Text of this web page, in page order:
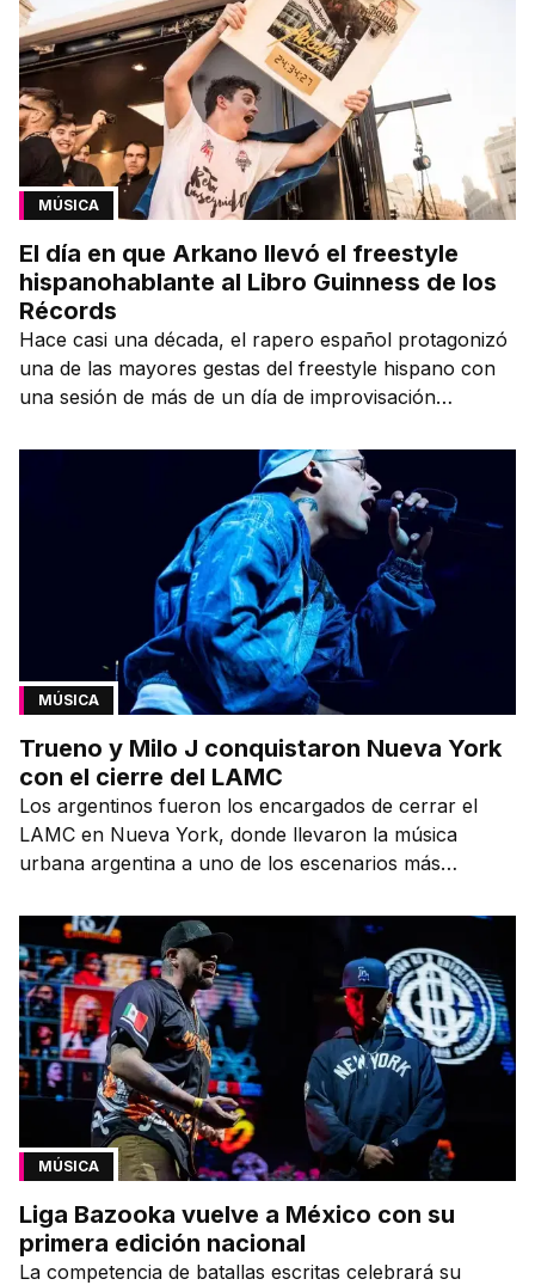
MÚSICA
El día en que Arkano llevó el freestyle
hispanohablante al Libro Guinness de los
Récords
Hace casi una década, el rapero español protagonizó
una de las mayores gestas del freestyle hispano con
una sesión de más de un día de improvisación
MÚSICA
Trueno y Milo J conquistaron Nueva York
con el cierre del LAMC
Los argentinos fueron los encargados de cerrar el
LAMC en Nueva York, donde llevaron la música
urbana argentina a uno de los escenarios más
MÚSICA
Liga Bazooka vuelve a México con su
primera edición nacional
La competencia de batallas escritas celebrará su